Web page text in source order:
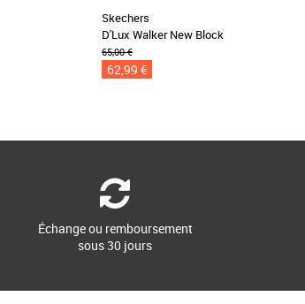
Skechers
D'Lux Walker New Block
65,00 €
62,99 €
Échange ou remboursement
sous 30 jours